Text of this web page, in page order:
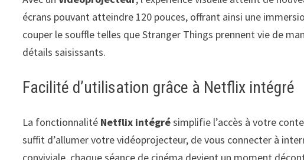
écrans pouvant atteindre 120 pouces, offrant ainsi une
couper le souffle telles que Stranger Things prennent vie de
détails saisissants.
Facilité d’utilisation grâce à Netflix intégré
La fonctionnalité Netflix intégrésimplifie l’accès à votre
suffit d’allumer votre vidéoprojecteur, de vous connecter à